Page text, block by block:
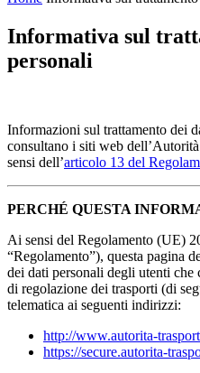
Informativa sul
personali
Informazioni sul trattamento dei
consultano i siti web
sensi dell’articolo 13 del
PERCHÉ QUESTA
Ai sensi del Regolamento (UE)
“Regolamento”), questa pagina
dei dati personali degli utenti
di regolazione dei trasporti (di
telematica ai seguenti indirizzi:
http://www.autorita-
https://secure.autorita-